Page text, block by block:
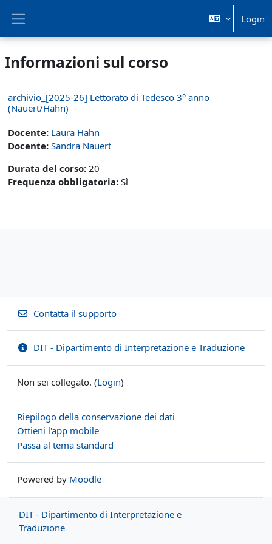
Login
Informazioni sul corso
archivio_[2025-26] Lettorato di Tedesco 3° anno
(Nauert/Hahn)
Docente: Laura Hahn
Docente: Sandra Nauert
Durata del corso: 20
Frequenza obbligatoria: Sì
Contatta il supporto
DIT - Dipartimento di Interpretazione e Traduzione
Non sei collegato. (Login)
Riepilogo della conservazione dei dati
Ottieni l'app mobile
Passa al tema standard
Powered by Moodle
DIT - Dipartimento di Interpretazione e
Traduzione